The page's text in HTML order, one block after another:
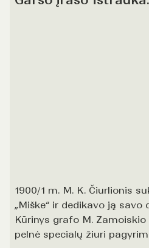
1900/1 m. M. K. Čiurlionis
„Miške“ ir dedikavo ją savo
Kūrinys grafo M.
pelnė specialų žiuri